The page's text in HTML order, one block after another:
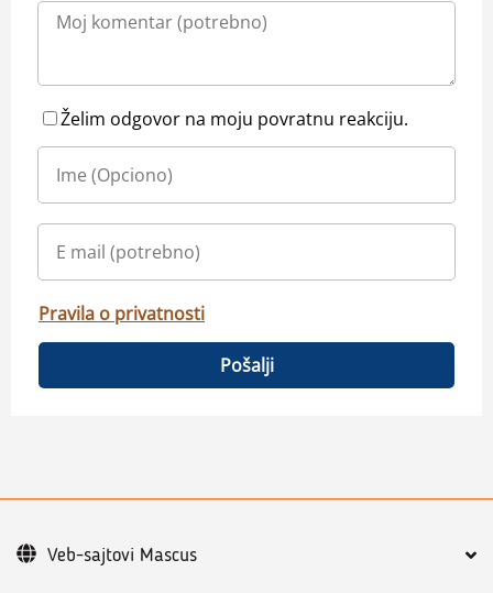
Želim odgovor na moju povratnu reakciju.
Pravila o privatnosti
Pošalji
Veb-sajtovi Mascus